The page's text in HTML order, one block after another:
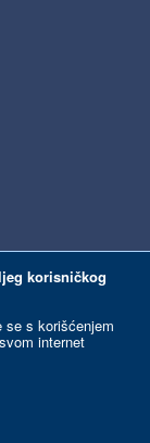
korisničkog
se s korišćenjem
internet